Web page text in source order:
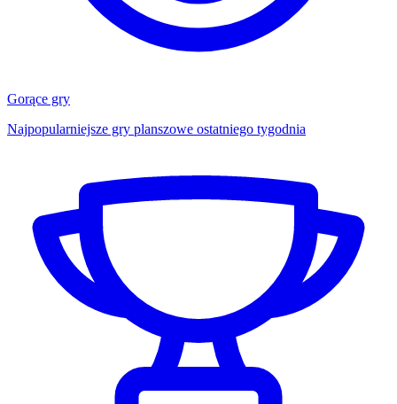
Gorące gry
Najpopularniejsze gry planszowe ostatniego tygodnia